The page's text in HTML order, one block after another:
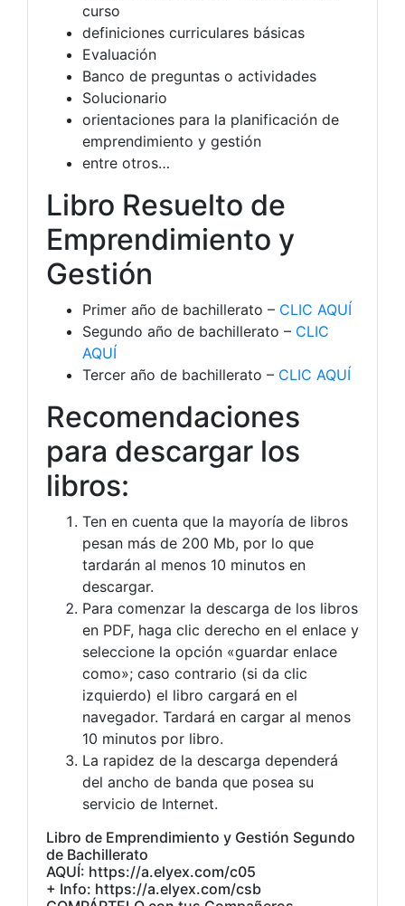
curso
definiciones curriculares básicas
Evaluación
Banco de preguntas o actividades
Solucionario
orientaciones para la planificación de
emprendimiento y gestión
entre otros…
Libro Resuelto de
Emprendimiento y
Gestión
Primer año de bachillerato – CLIC AQUÍ
Segundo año de bachillerato – CLIC
AQUÍ
Tercer año de bachillerato – CLIC AQUÍ
Recomendaciones
para descargar los
libros:
Ten en cuenta que la mayoría de libros
pesan más de 200 Mb, por lo que
tardarán al menos 10 minutos en
descargar.
Para comenzar la descarga de los libros
en PDF, haga clic derecho en el enlace y
seleccione la opción «guardar enlace
como»; caso contrario (si da clic
izquierdo) el libro cargará en el
navegador. Tardará en cargar al menos
10 minutos por libro.
La rapidez de la descarga dependerá
del ancho de banda que posea su
servicio de Internet.
Libro de Emprendimiento y Gestión Segundo
de Bachillerato
AQUÍ: https://a.elyex.com/c05
+ Info: https://a.elyex.com/csb